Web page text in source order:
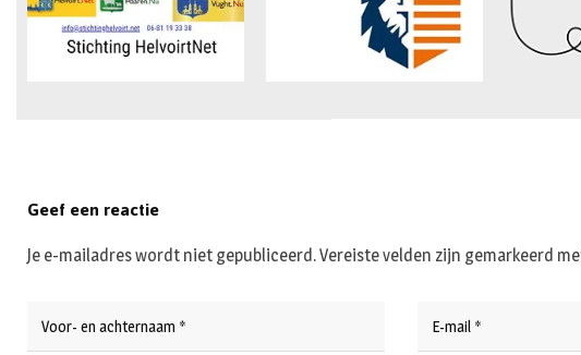
Geef een reactie
Je e-mailadres wordt niet gepubliceerd.Vereiste velden zijn gemarkeerd